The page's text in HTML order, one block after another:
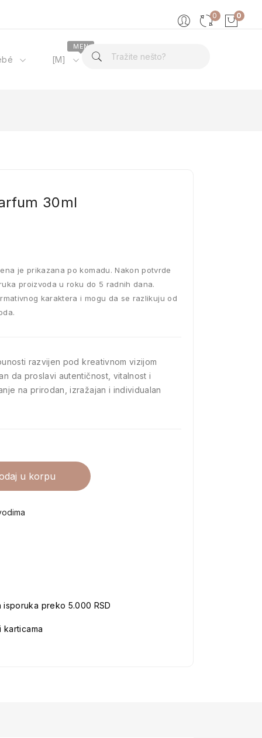
0
0
[M]
MEN
O nama
30ml
je prikazana po komadu. Nakon potvrde
proizvoda u roku do 5 radnih dana.
karaktera i mogu da se razlikuju od
razvijen pod kreativnom vizijom
da proslavi autentičnost, vitalnost i
na prirodan, izražajan i individualan
u korpu
isporuka preko 5.000 RSD
karticama